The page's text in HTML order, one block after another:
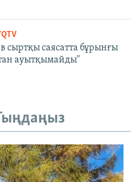
сыртқы саясатта бұрынғы
ауытқымайды"